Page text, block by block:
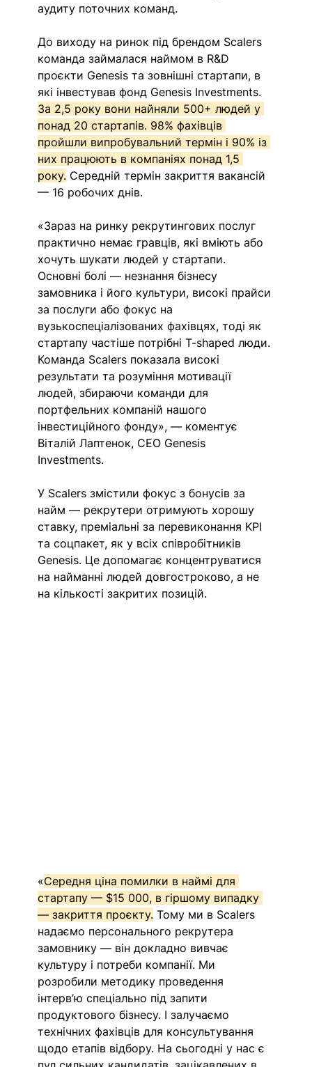
аудиту поточних команд.
До виходу на ринок під брендом Scalers
команда займалася наймом в R&D
проєкти Genesis та зовнішні стартапи, в
які інвестував фонд Genesis Investments.
За 2,5 року вони найняли 500+ людей у
понад 20 стартапів. 98% фахівців
пройшли випробувальний термін і 90% із
них працюють в компаніях понад 1,5
року. Середній термін закриття вакансій
— 16 робочих днів.
«Зараз на ринку рекрутингових послуг
практично немає гравців, які вміють або
хочуть шукати людей у стартапи.
Основні болі — незнання бізнесу
замовника і його культури, високі прайси
за послуги або фокус на
вузькоспеціалізованих фахівцях, тоді як
стартапу частіше потрібні T-shaped люди.
Команда Scalers показала високі
результати та розуміння мотивації
людей, збираючи команди для
портфельних компаній нашого
інвестиційного фонду», — коментує
Віталій Лаптенок, CEO Genesis
Investments.
У Scalers змістили фокус з бонусів за
найм — рекрутери отримують хорошу
ставку, преміальні за перевиконання KPI
та соцпакет, як у всіх співробітників
Genesis. Це допомагає концентруватися
на найманні людей довгостроково, а не
на кількості закритих позицій.
«Середня ціна помилки в наймі для
стартапу — $15 000, в гіршому випадку
— закриття проєкту. Тому ми в Scalers
надаємо персонального рекрутера
замовнику — він докладно вивчає
культуру і потреби компанії. Ми
розробили методику проведення
інтерв’ю спеціально під запити
продуктового бізнесу. І залучаємо
технічних фахівців для консультування
щодо етапів відбору. На сьогодні у нас є